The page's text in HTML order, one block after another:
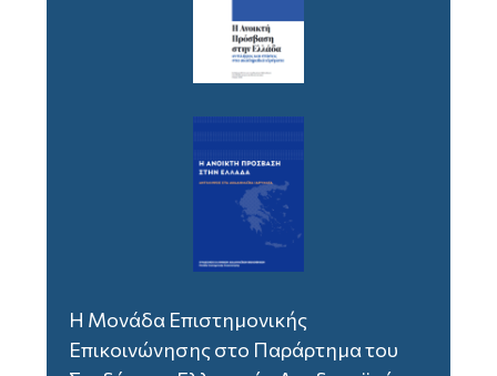
Η Μονάδα Επιστημονικής
Επικοινώνησης στο Παράρτημα του